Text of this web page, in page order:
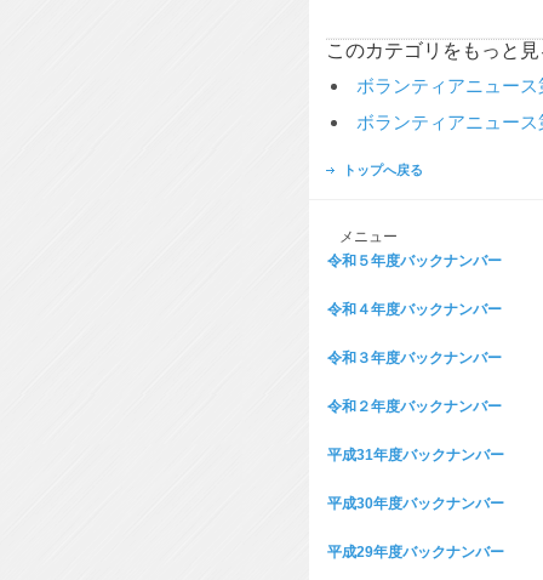
このカテゴリをもっと
ボランティアニュー
ボランティアニュー
トップへ戻る
メニュー
令和５年度バックナンバー
令和４年度バックナンバー
令和３年度バックナンバー
令和２年度バックナンバー
平成31年度バックナンバー
平成30年度バックナンバー
平成29年度バックナンバー